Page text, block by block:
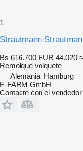
1
Strautmann
Bs 616.700 EUR 44.020
Remolque volquete
Alemania, Hamburg
E-FARM GmbH
Contacte con el vendedor